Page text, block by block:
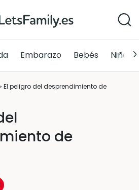
Embarazo Bebés Niños
El peligro del desprendimiento de
de